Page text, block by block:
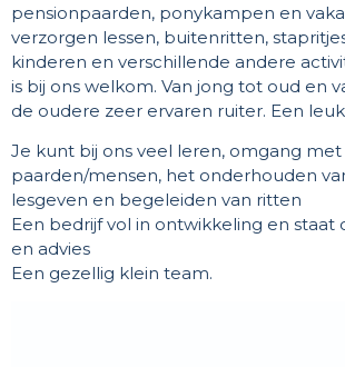
pensionpaarden, ponykampen en
verzorgen lessen, buitenritten,
kinderen en verschillende andere
is bij ons welkom. Van jong tot oud en
de oudere zeer ervaren ruiter. Een
Je kunt bij ons veel leren, omgang met
paarden/mensen, het onderhouden
lesgeven en begeleiden van ritten
Een bedrijf vol in ontwikkeling en staat
en advies
Een gezellig klein team.